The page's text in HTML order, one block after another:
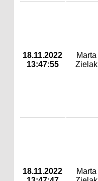
18.11.2022
13:47:55
Marta
Zielak
18.11.2022
Marta